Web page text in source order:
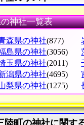
神社一覧表
森県の神社(877)
島県の神社(3056)
玉県の神社(2011)
潟県の神社(4695)
梨県の神社(1275)